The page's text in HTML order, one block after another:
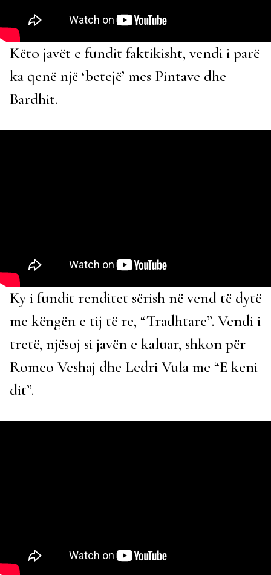
Këto javët e fundit faktikisht, vendi i parë
ka qenë një ‘betejë’ mes Pintave dhe
Bardhit.
Ky i fundit renditet sërish në vend të dytë
me këngën e tij të re, “Tradhtare”. Vendi i
tretë, njësoj si javën e kaluar, shkon për
Romeo Veshaj dhe Ledri Vula me “E keni
dit”.